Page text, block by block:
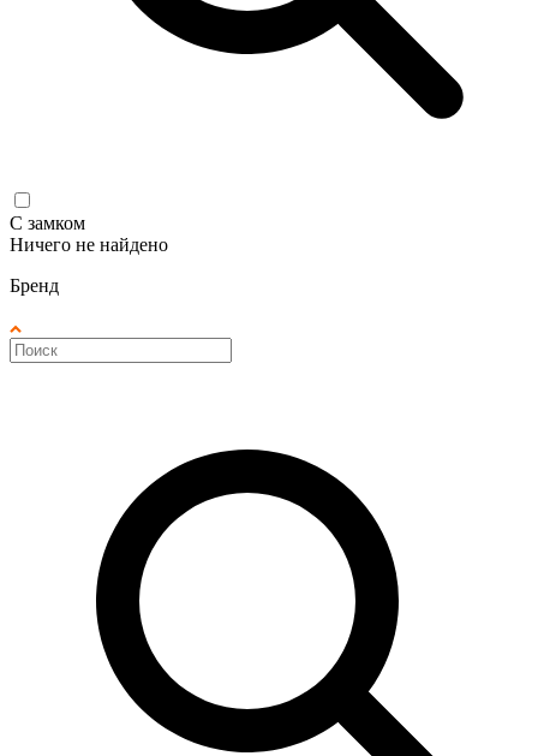
С замком
Ничего не найдено
Бренд